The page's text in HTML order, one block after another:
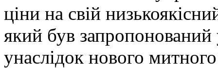
ціни на свій
який був
унаслідок нового